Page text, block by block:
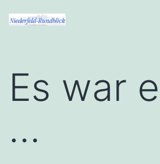
Inhalt
Niederfeld-
Es war
…